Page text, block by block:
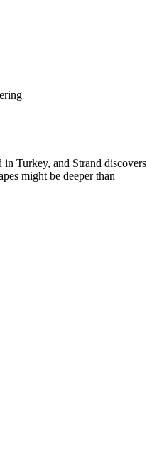
Turkey, and Strand discovers
might be deeper than